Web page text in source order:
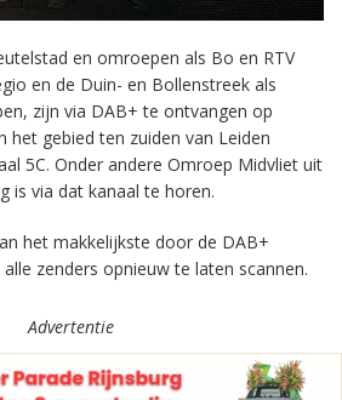
en omroepen als Bo en RTV
en de Duin- en Bollenstreek als
zijn via DAB+ te ontvangen op
het gebied ten zuiden van Leiden
5C. Onder andere Omroep Midvliet uit
is via dat kanaal te horen.
het makkelijkste door de DAB+
zenders opnieuw te laten scannen.
Advertentie